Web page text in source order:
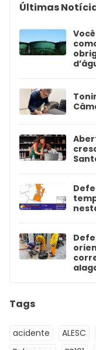
Últimas
Tags
acidente ALESC